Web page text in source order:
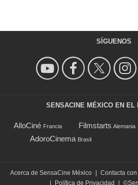
SÍGUENOS
SENSACINE MÉXICO EN EL
AlloCiné Francia Filmstarts Alemania
AdoroCinema Brasil
Acerca de SensaCine México | Contacta
|
Política de Privacidad |